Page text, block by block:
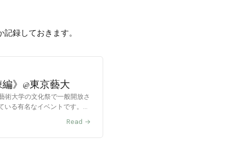
録しておきます。
》@東京藝大
術大学の文化祭で一般開放さ
る有名なイベントです。
Read →